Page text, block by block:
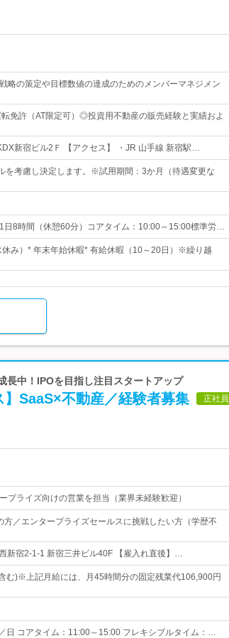
略の策定や目標数値の達成のためのメンバーマネジメン
免許（AT限定可）◎投資用不動産の販売経験と実績およ
新宿ビル2Ｆ 【アクセス】 ・JR 山手線 新宿駅…
考慮し決定します。※試用期間：3か月（待遇変更な
日8時間（休憩60分）コアタイム：10:00～15:00標準労…
み）* 年末年始休暇* 有給休暇（10～20日）※繰り越
長中！IPOを目指し注目スタートアップ
】SaaS×不動産／経験者募集 正社員
プライズ向けの営業を担当（業界未経験歓迎）
／エンタープライズセールスに挑戦したい方（学歴不
新宿2-1-1 新宿三井ビル40F 【雇入れ直後】…
む)※上記月給には、月45時間分の固定残業代106,900円
日 コアタイム：11:00～15:00 フレキシブルタイム：…